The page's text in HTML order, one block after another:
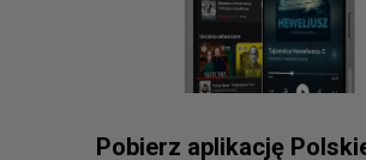
Pobierz aplikację